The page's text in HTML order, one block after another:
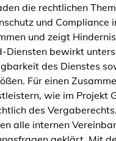
die rechtlichen
und Compliance
und zeigt
Diensten bewirkt
des Dienstes
Für einen
wie im Projekt
des
alle internen